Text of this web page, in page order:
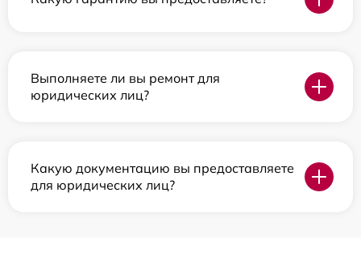
Выполняете ли вы ремонт для
юридических лиц?
Какую документацию вы предоставляете
для юридических лиц?